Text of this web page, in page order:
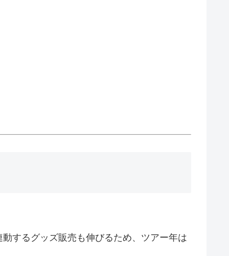
するグッズ販売も伸びるため、ツアー年は